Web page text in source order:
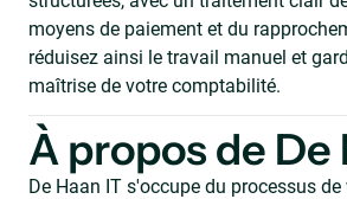
moyens de paiement et du
réduisez ainsi le travail manuel et
maîtrise de votre comptabilité.
À propos de De
De Haan IT s'occupe du processus